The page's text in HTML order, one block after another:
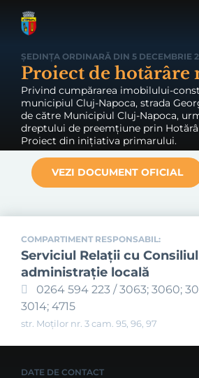
ȘEDINȚA ORDINARĂ DIN 5 DECEMBRIE
Proiect de hotărâre
Privind cumpărarea imobilului-
municipiul Cluj-Napoca, strada
de către Municipiul Cluj-Napoca,
dreptului de preemțiune prin
Proiect din inițiativa primarului.
VEZI DOCUMENT OFICIAL
COMPARTIMENT RESPONSABIL:
Serviciul Relaţii cu
administraţie locală
0264 594 223 / 3063; 3060;
3014; 4715
str. Moților nr. 3 cam. 95, 96, 97
DATE DE CONTACT